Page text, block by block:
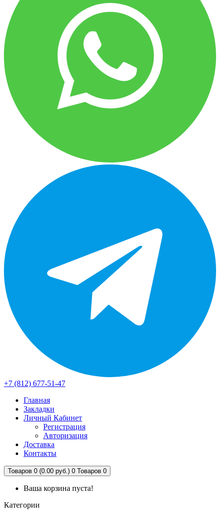
+7 (812) 677-51-47
Главная
Закладки
Личный Кабинет
Регистрация
Авторизация
Доставка
Контакты
Товаров 0 (0.00 руб.) 0 Товаров 0
Ваша корзина пуста!
Категории